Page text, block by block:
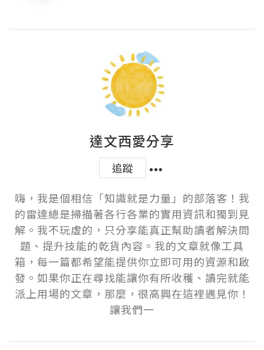
達文西愛分享
追蹤
嗨，我是個相信「知識就是力量」的部落客！我
的雷達總是掃描著各行各業的實用資訊和獨到見
解。我不玩虛的，只分享能真正幫助讀者解決問
題、提升技能的乾貨內容。我的文章就像工具
箱，每一篇都希望能提供你立即可用的資源和啟
發。如果你正在尋找能讓你有所收穫、讀完就能
派上用場的文章，那麼，很高興在這裡遇見你！
讓我們一